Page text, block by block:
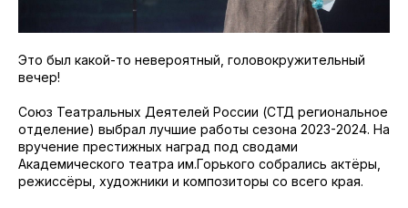
Это был какой-то невероятный, головокружительный
вечер!
Союз Театральных Деятелей России (СТД региональное
отделение) выбрал лучшие работы сезона 2023-2024. На
вручение престижных наград под сводами
Академического театра им.Горького собрались актёры,
режиссёры, художники и композиторы со всего края.